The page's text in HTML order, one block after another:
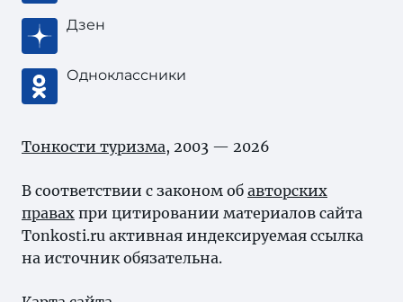
Дзен
Одноклассники
Тонкости туризма, 2003 — 2026
В соответствии с законом об авторских
правах при цитировании материалов сайта
Tonkosti.ru активная индексируемая ссылка
на источник обязательна.